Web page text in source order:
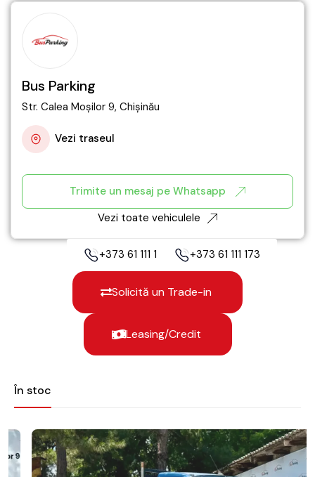
Bus Parking
Str. Calea Moșilor 9, Chișinău
Vezi traseul
Trimite un mesaj pe Whatsapp
Vezi toate vehiculele
+373 61 111 172 +373 61 111 173
Solicită un Trade-in
Leasing/Credit
În stoc